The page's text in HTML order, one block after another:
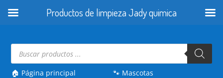
Búsqueda
productos
🏠 Página principal
🐾 Mascotas
Productos de limpieza Jady quimica